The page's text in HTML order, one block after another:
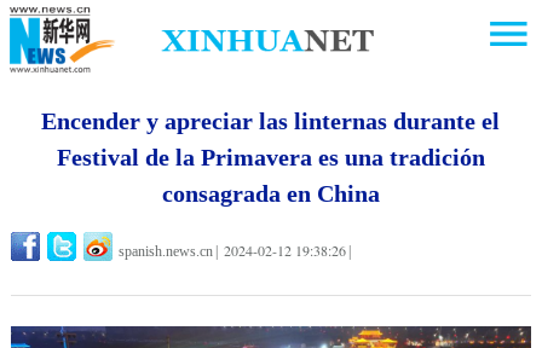
Encender y apreciar las linternas durante el
Festival de la Primavera es una tradición
consagrada en China
spanish.news.cn 2024-02-12 19:38:26